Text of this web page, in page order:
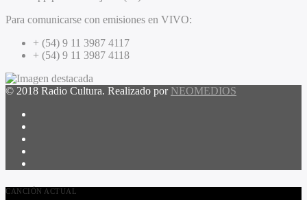
Para comunicarse con emisiones en VIVO:
+ (54) 9 11 3987 4117
+ (54) 9 11 3987 4118
© 2018 Radio Cultura. Realizado por NEOMEDIOS
CANCIÓN ACTUAL